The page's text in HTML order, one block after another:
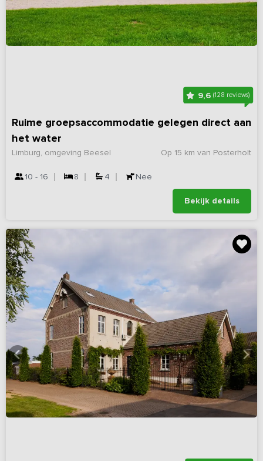
9,6 (128 reviews)
Ruime groepsaccommodatie gelegen direct aan
het water
Op 15 km van Posterholt
Limburg, omgeving Beesel
10 - 16 8 4 Nee
Bekijk details